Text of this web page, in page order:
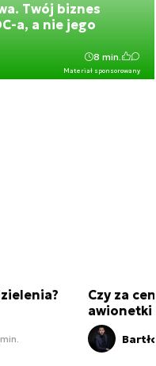
Twój biznes
a, a nie jego
Materiał sponsorowany
8 min.
Czy za
awionetki